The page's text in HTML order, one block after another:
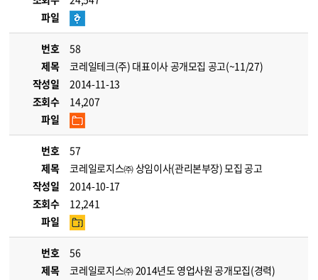
파일
번호
58
제목
코레일테크(주) 대표이사 공개모집 공고(~11/27)
작성일
2014-11-13
조회수
14,207
파일
번호
57
제목
코레일로지스㈜ 상임이사(관리본부장) 모집 공고
작성일
2014-10-17
조회수
12,241
파일
번호
56
제목
코레일로지스㈜ 2014년도 영업사원 공개모집(경력)